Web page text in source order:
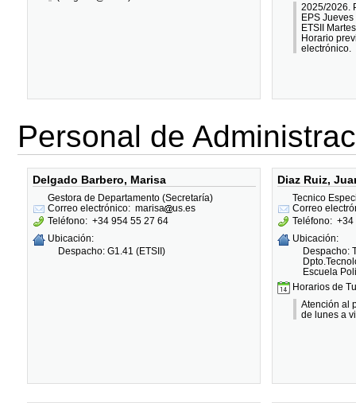
2025/2026.
EPS
ETSII
Horario
electrónico.
Personal de
Delgado Barbero, Marisa
Gestora de Departamento (Secretaría)
Correo electrónico: marisa
us.es
Teléfono: +34 954 55 27 64
Ubicación:
Despacho: G1.41 (ETSII)
Diaz Ruiz,
Tecnico
Correo
Teléfono: +34
Ubicación:
Despacho:
Escuela
Horarios de
Atención al
de lunes a